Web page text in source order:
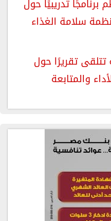
برنامجًا تدريبيًا حول
سلامة الغذاء
تتلقى تقريرًا حول
والمتابعة